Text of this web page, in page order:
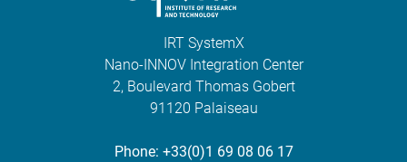
IRT SystemX
Nano-INNOV Integration Center
2, Boulevard Thomas Gobert
91120 Palaiseau
Phone: +33(0)1 69 08 06 17